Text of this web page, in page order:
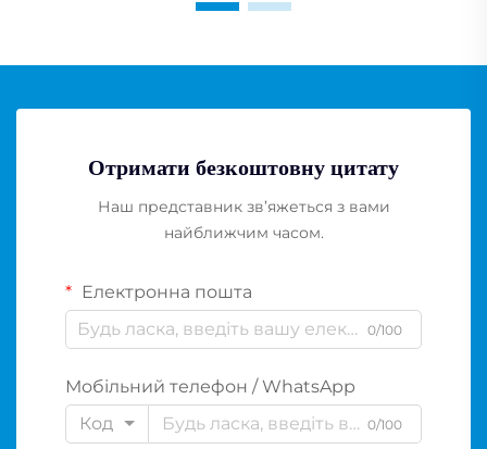
Отримати безкоштовну цитату
Наш представник зв’яжеться з вами
найближчим часом.
Електронна пошта
0/100
Мобільний телефон / WhatsApp
Код
0/100